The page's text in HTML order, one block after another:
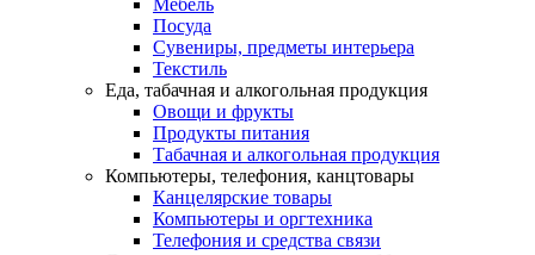
Мебель
Посуда
Сувениры, предметы интерьера
Текстиль
Еда, табачная и алкогольная продукция
Овощи и фрукты
Продукты питания
Табачная и алкогольная продукция
Компьютеры, телефония, канцтовары
Канцелярские товары
Компьютеры и оргтехника
Телефония и средства связи